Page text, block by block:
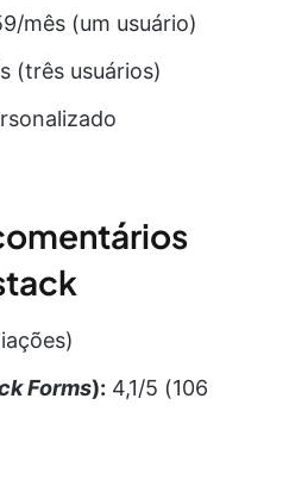
mês (um usuário)
(três usuários)
Forms): 4,1/5 (106